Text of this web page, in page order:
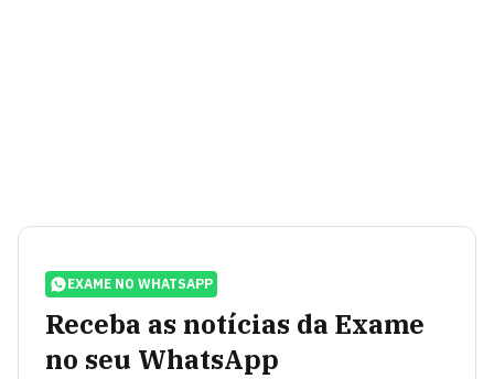
EXAME NO WHATSAPP
Receba as notícias da Exame
no seu WhatsApp